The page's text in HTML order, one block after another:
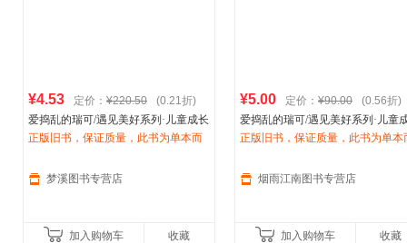
¥4.53 定价： ¥220.50
(0.21折)
爱捣乱的瑞可/遇见美好系列·儿童成长
最美绘本系列[德]布丽 吉特·威宁格
正版旧书，保证质量，此书为单本而
梦溪图书专营店
加入购物车 收藏
¥5.00 定价： ¥90.00
(0.56折)
爱捣乱的瑞可/遇见美好系列·儿童
美绘本系列 [德]布丽吉特·威宁格
减】
正版旧书，保证质量，此书为单本
烟雨江南图书专营店
加入购物车 收藏